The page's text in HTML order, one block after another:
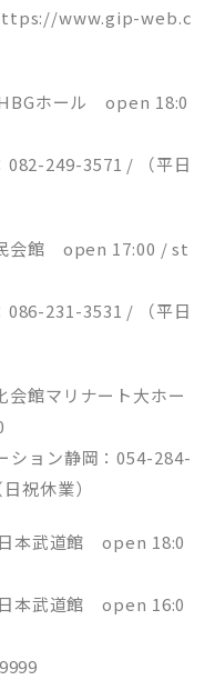
www.gip-web.c
ホール open 18:0
082-249-3571 / （平日
会館 open 17:00 / st
086-231-3531 / （平日
会館マリナート大ホー
ション静岡：054-284-
祝休業）
本武道館 open 18:0
本武道館 open 16:0